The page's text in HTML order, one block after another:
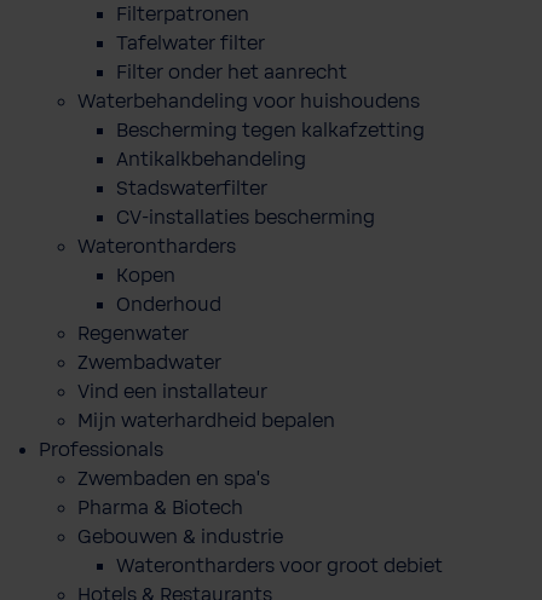
Filterpatronen
Tafelwater filter
Filter onder het aanrecht
Waterbehandeling voor huishoudens
Bescherming tegen kalkafzetting
Antikalkbehandeling
Stadswaterfilter
CV-installaties bescherming
Waterontharders
Kopen
Onderhoud
Regenwater
Zwembadwater
Vind een installateur
Mijn waterhardheid bepalen
Professionals
Zwembaden en spa's
Pharma & Biotech
Gebouwen & industrie
Waterontharders voor groot debiet
Hotels & Restaurants